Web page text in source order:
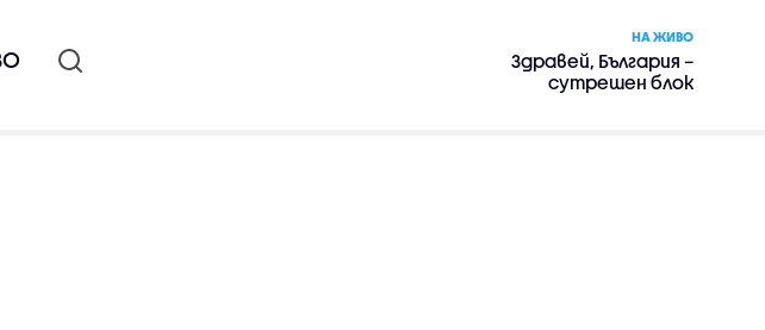
НА ЖИВО
Здравей, България –
сутрешен блок